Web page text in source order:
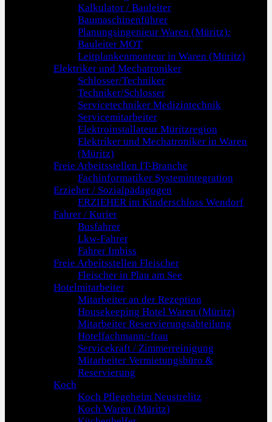
Kalkulator / Bauleiter
Baumaschinenführer
Planungsingenieur Waren (Müritz):
Bauleiter MOT
Leitplankenmonteur in Waren (Müritz)
Elektriker und Mechatroniker
Schlosser/Techniker
Techniker/Schlosser
Servicetechniker Medizintechnik
Servicemitarbeiter
Elektroinstallateur Müritzregion
Elektriker und Mechatroniker in Waren
(Müritz)
Freie Arbeitsstellen IT-Branche
Fachinformatiker Systemintegration
Erzieher / Sozialpädagogen
ERZIEHER im Kinderschloss Wendorf
Fahrer / Kurier
Busfahrer
Lkw-Fahrer
Fahrer Imbiss
Freie Arbeitsstellen Fleischer
Fleischer in Plau am See
Hotelmitarbeiter
Mitarbeiter an der Rezeption
Housekeeping Hotel Waren (Müritz)
Mitarbeiter Reservierungsabteilung
Hotelfachmann/-frau
Servicekraft / Zimmerreinigung
Mitarbeiter Vermietungsbüro &
Reservierung
Koch
Koch Pflegeheim Neustrelitz
Koch Waren (Müritz)